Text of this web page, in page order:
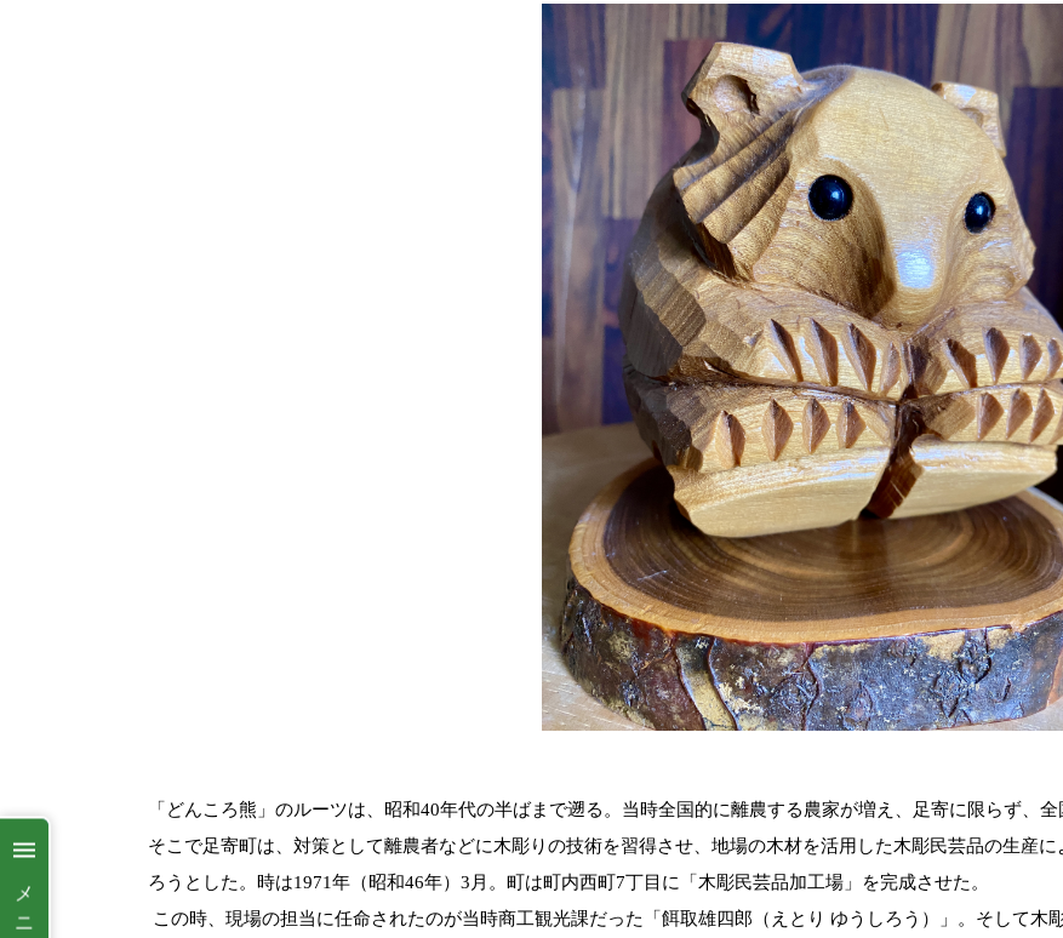
「どんころ熊」のルーツは、昭和40年代の半ばまで遡る。当時全国的に離農する農家が増え、足寄に限らず、全
そこで足寄町は、対策として離農者などに木彫りの技術を習得させ、地場の木材を活用した木彫民芸品の生産
ろうとした。
時は1971年（昭和46年） 3 月。町は町内西町7丁目に「木彫民芸品加工場」を完成させた。
この時、現場の担当に任命されたのが当時商工観光課だった「餌取雄四郎（えとり ゆうしろう）」。 そして木
メ
ニ